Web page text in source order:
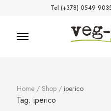
Tel (+378) 0549
Home / Shop / iperico
Tag: iperico